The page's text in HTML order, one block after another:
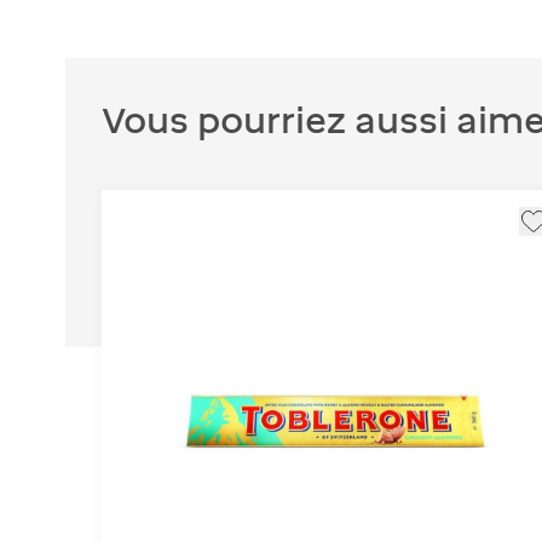
Vous pourriez aussi